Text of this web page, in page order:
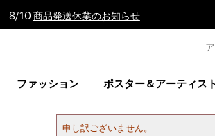
8/10 商品発送休業のお知らせ
ファッション ポスター＆アーティスト
申し訳ございません。